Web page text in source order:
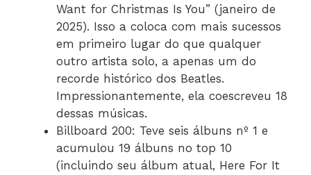
Want for Christmas Is You” (janeiro de
2025). Isso a coloca com mais sucessos
em primeiro lugar do que qualquer
outro artista solo, a apenas um do
recorde histórico dos Beatles.
Impressionantemente, ela coescreveu 18
dessas músicas.
Billboard 200: Teve seis álbuns nº 1 e
acumulou 19 álbuns no top 10
(incluindo seu álbum atual, Here For It